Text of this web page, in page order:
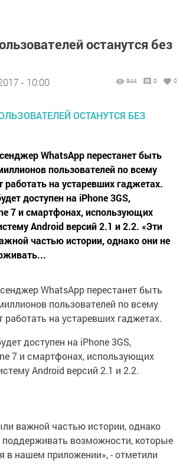
останутся без
- 10:00 944 0 0
WhatsApp перестанет быть
пользователей по всему
работать на устаревших гаджетах.
доступен на iPhone 3GS,
7 и смартфонах, использующих
Android версий 2.1 и 2.2. «Эти
частью истории, однако они не
WhatsApp перестанет быть
пользователей по всему
работать на устаревших гаджетах.
доступен на iPhone 3GS,
7 и смартфонах, использующих
Android версий 2.1 и 2.2.
важной частью истории, однако
возможности, которые
в нашем приложении», - отметили